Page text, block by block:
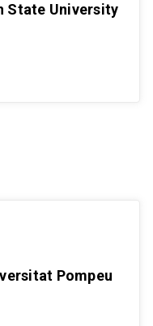
State University
Pompeu